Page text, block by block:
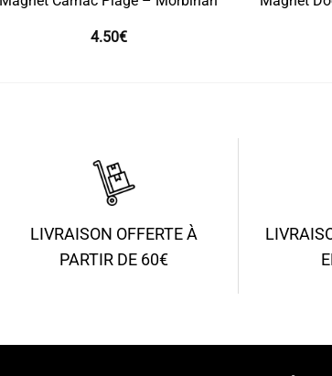
4.50€
LIVRAISON OFFERTE À
PARTIR DE 60€